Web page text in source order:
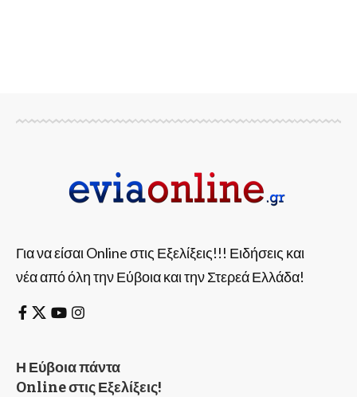
Για να είσαι Online στις Εξελίξεις!!! Ειδήσεις και
νέα από όλη την Εύβοια και την Στερεά Ελλάδα!
Η Εύβοια πάντα
Online στις Εξελίξεις!